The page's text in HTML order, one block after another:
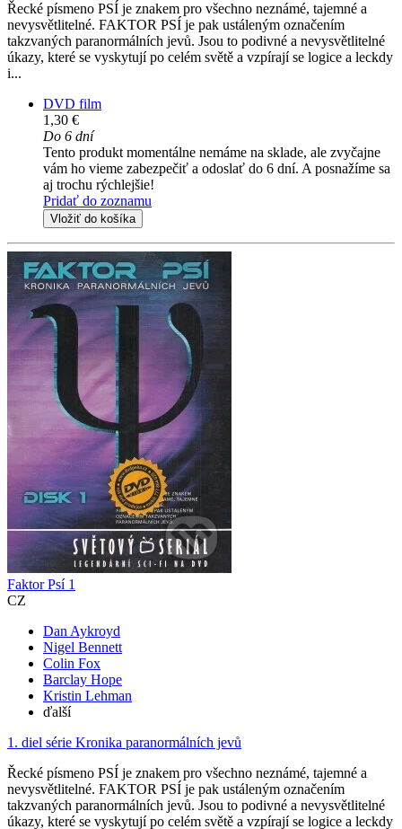
Řecké písmeno PSÍ je znakem pro všechno neznámé, tajemné a
nevysvětlitelné. FAKTOR PSÍ je pak ustáleným označením
takzvaných paranormálních jevů. Jsou to podivné a nevysvětlitelné
úkazy, které se vyskytují po celém světě a vzpírají se logice a leckdy
i...
DVD film
1,30 €
Do 6 dní
Tento produkt momentálne nemáme na sklade, ale zvyčajne
vám ho vieme zabezpečiť a odoslať do 6 dní. A posnažíme sa
aj trochu rýchlejšie!
Pridať do zoznamu
Vložiť do košíka
Faktor Psí 1
CZ
Dan Aykroyd
Nigel Bennett
Colin Fox
Barclay Hope
Kristin Lehman
ďalší
1. diel série Kronika paranormálních jevů
Řecké písmeno PSÍ je znakem pro všechno neznámé, tajemné a
nevysvětlitelné. FAKTOR PSÍ je pak ustáleným označením
takzvaných paranormálních jevů. Jsou to podivné a nevysvětlitelné
úkazy, které se vyskytují po celém světě a vzpírají se logice a leckdy